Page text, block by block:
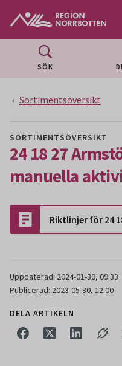
SÖK
Sortimentsöversikt
SORTIMENTSÖVERSIKT
24 18 27
manuella
Riktlinjer för 24
Uppdaterad: 2024-01-30, 09:33
Publicerad: 2023-05-30, 12:00
DELA ARTIKELN